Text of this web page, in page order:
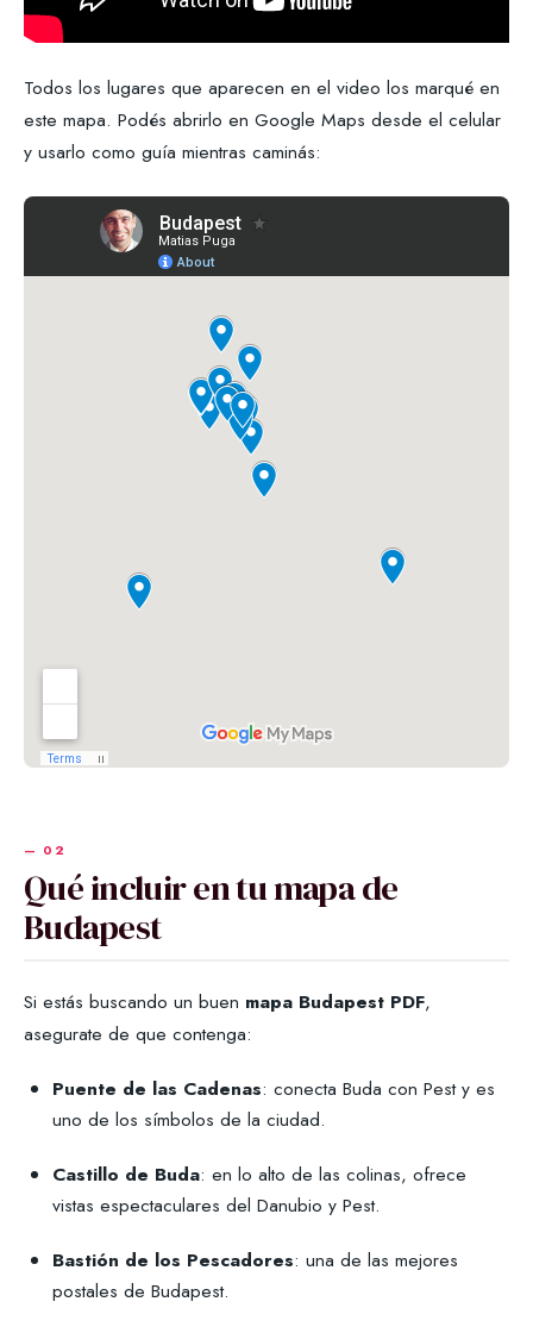
Todos los lugares que aparecen en el video los marqué en
este mapa. Podés abrirlo en Google Maps desde el celular
y usarlo como guía mientras caminás:
Qué incluir en tu mapa de
Budapest
Si estás buscando un buen mapa Budapest PDF,
asegurate de que contenga:
Puente de las Cadenas: conecta Buda con Pest y es
uno de los símbolos de la ciudad.
Castillo de Buda: en lo alto de las colinas, ofrece
vistas espectaculares del Danubio y Pest.
Bastión de los Pescadores: una de las mejores
postales de Budapest.